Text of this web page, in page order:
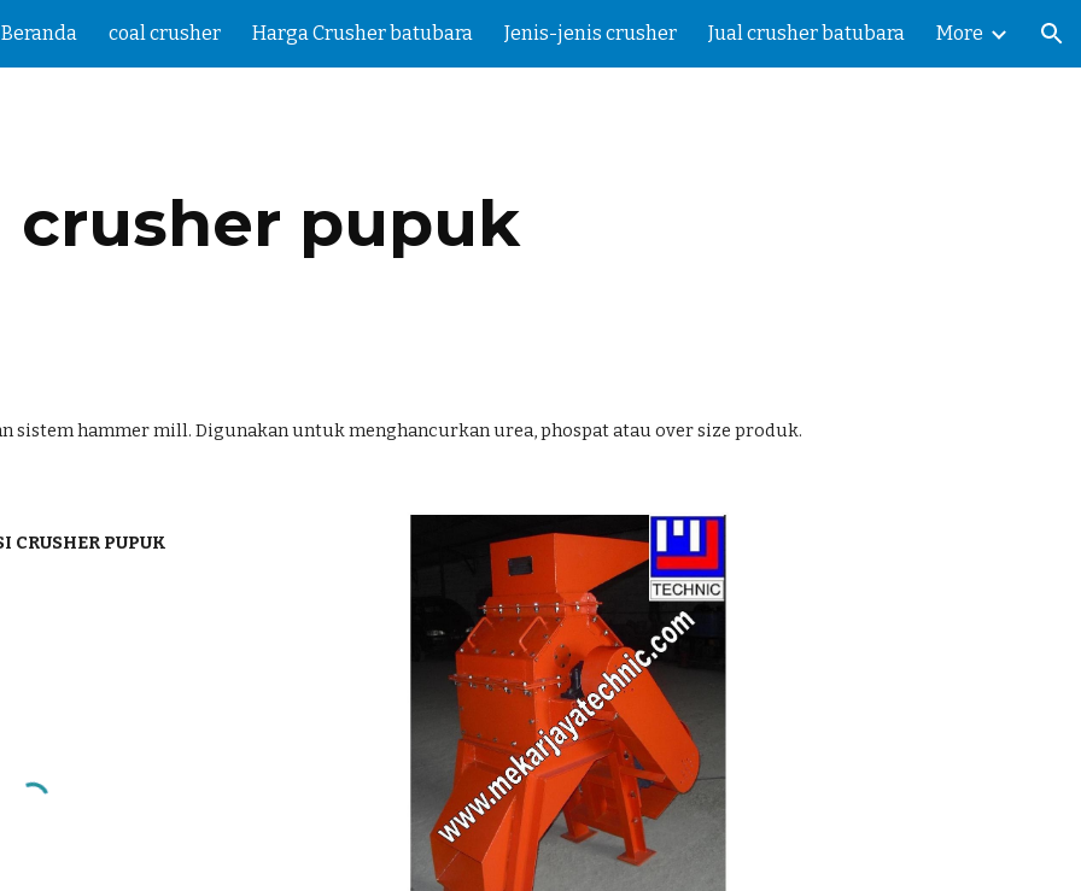
to main content Skip to navigation
Beranda coal crusher Harga Crusher batubara Jenis-jenis crusher Jual crusher batubara More
crusher pupuk
sistem hammer mill. Digunakan untuk menghancurkan urea, phospat atau over size produk.
CRUSHER PUPUK